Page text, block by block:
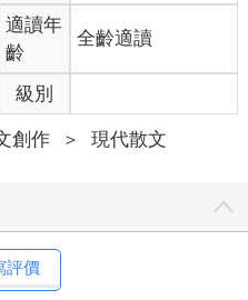
述裡，不存在失去，只有歸於
，有了家庭有了孩子，如果
我們見面才有意義。我坐在她
說後來的故事。
弟弟車禍去世了。我還記得我
問的：「你有兄弟姊妹嗎？」
適讀年
齡
全齡適讀
級別
創作 ＞ 現代散文
評價